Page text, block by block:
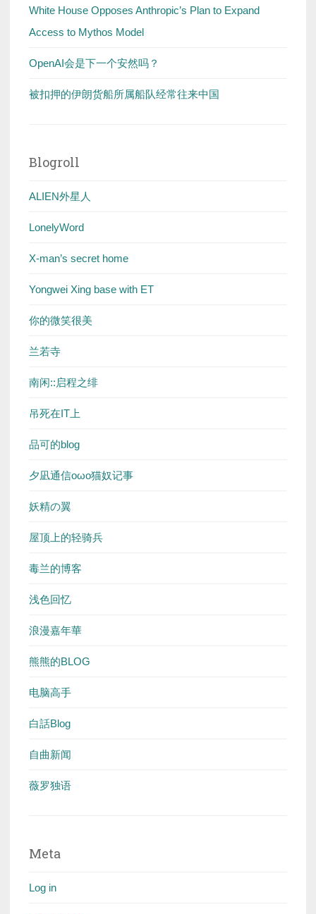
White House Opposes Anthropic’s Plan to Expand
Access to Mythos Model
OpenAI会是下一个安然吗？
被扣押的伊朗货船所属船队经常往来中国
Blogroll
ALIEN外星人
LonelyWord
X-man’s secret home
Yongwei Xing base with ET
你的微笑很美
兰若寺
南闲::启程之绯
吊死在IT上
品可的blog
夕凪通信oωo猫奴记事
妖精の翼
屋顶上的轻骑兵
毒兰的博客
浅色回忆
浪漫嘉年華
熊熊的BLOG
电脑高手
白話Blog
自曲新闻
薇罗独语
Meta
Log in